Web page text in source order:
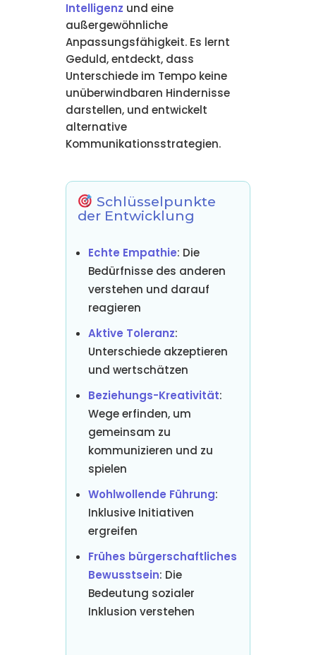
Intelligenz und eine
außergewöhnliche
Anpassungsfähigkeit. Es lernt
Geduld, entdeckt, dass
Unterschiede im Tempo keine
unüberwindbaren Hindernisse
darstellen, und entwickelt
alternative
Kommunikationsstrategien.
Schlüsselpunkte
der Entwicklung
Echte Empathie: Die
Bedürfnisse des anderen
verstehen und darauf
reagieren
Aktive Toleranz:
Unterschiede akzeptieren
und wertschätzen
Beziehungs-Kreativität:
Wege erfinden, um
gemeinsam zu
kommunizieren und zu
spielen
Wohlwollende Führung:
Inklusive Initiativen
ergreifen
Frühes bürgerschaftliches
Bewusstsein: Die
Bedeutung sozialer
Inklusion verstehen